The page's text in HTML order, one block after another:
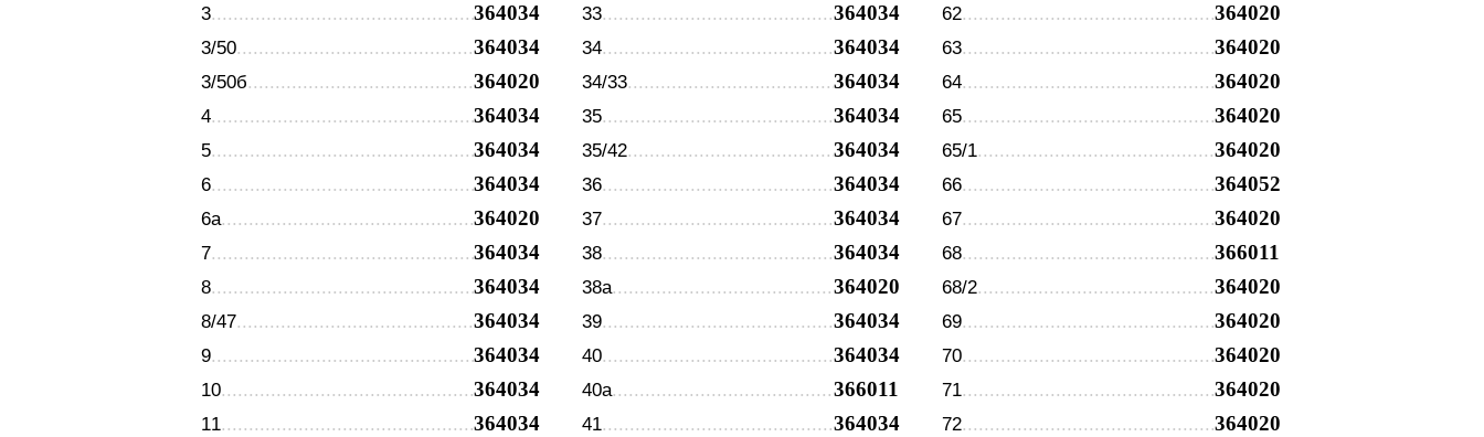
3 364034
3/50 364034
3/50б 364020
4 364034
5 364034
6 364034
6а 364020
7 364034
8 364034
8/47 364034
9 364034
10 364034
11 364034
33 364034
34 364034
34/33 364034
35 364034
35/42 364034
36 364034
37 364034
38 364034
38а 364020
39 364034
40 364034
40а 366011
41 364034
62 364020
63 364020
64 364020
65 364020
65/1 364020
66 364052
67 364020
68 366011
68/2 364020
69 364020
70 364020
71 364020
72 364020